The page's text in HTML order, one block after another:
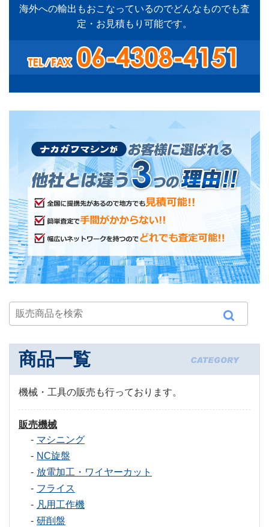
海外への輸出もおこなっているのでどんなものでも査
定・お見積もり可能です。
商品一覧
機械・工具の販売も行っております。
販売機械
マシニング
NC旋盤
放電加工・ワイヤーカット
フライス
凡用工作機
研削盤